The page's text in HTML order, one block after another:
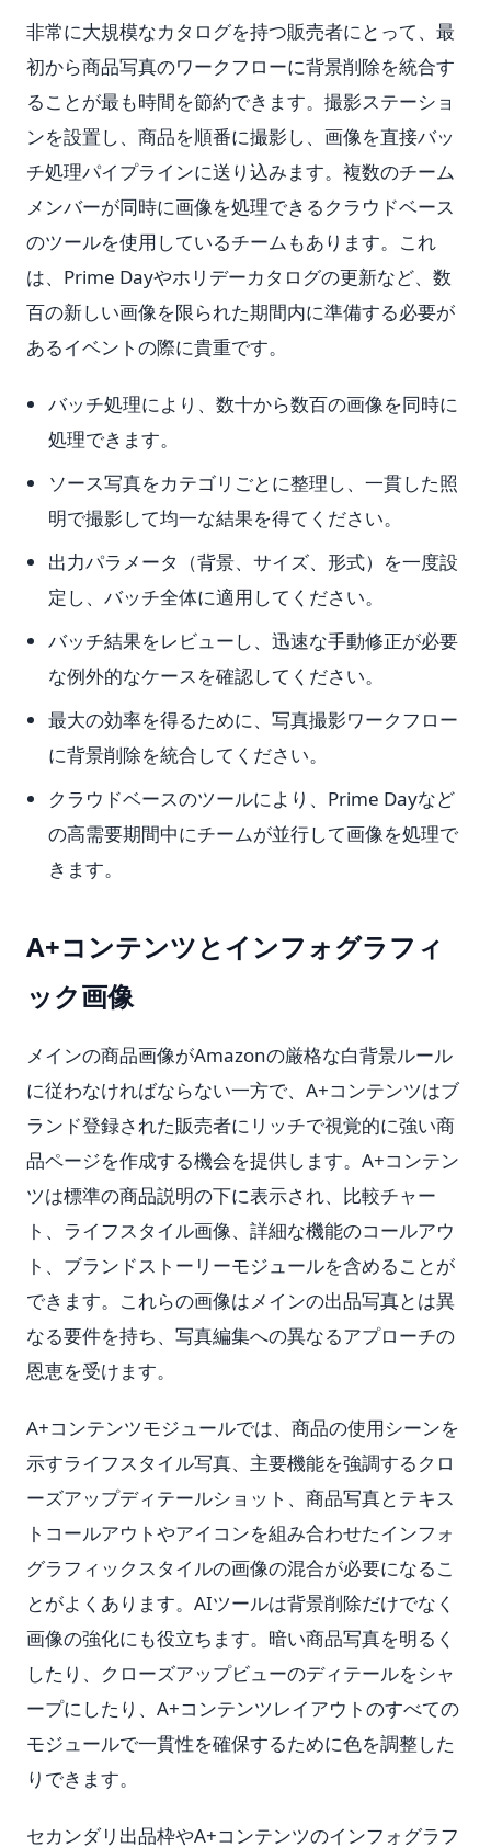
非常に大規模なカタログを持つ販売者にとって、最
初から商品写真のワークフローに背景削除を統合す
ることが最も時間を節約できます。撮影ステーショ
ンを設置し、商品を順番に撮影し、画像を直接バッ
チ処理パイプラインに送り込みます。複数のチーム
メンバーが同時に画像を処理できるクラウドベース
のツールを使用しているチームもあります。これ
は、Prime Dayやホリデーカタログの更新など、数
百の新しい画像を限られた期間内に準備する必要が
あるイベントの際に貴重です。
バッチ処理により、数十から数百の画像を同時に
処理できます。
ソース写真をカテゴリごとに整理し、一貫した照
明で撮影して均一な結果を得てください。
出力パラメータ（背景、サイズ、形式）を一度設
定し、バッチ全体に適用してください。
バッチ結果をレビューし、迅速な手動修正が必要
な例外的なケースを確認してください。
最大の効率を得るために、写真撮影ワークフロー
に背景削除を統合してください。
クラウドベースのツールにより、Prime Dayなど
の高需要期間中にチームが並行して画像を処理で
きます。
A+コンテンツとインフォグラフィ
ック画像
メインの商品画像がAmazonの厳格な白背景ルール
に従わなければならない一方で、A+コンテンツはブ
ランド登録された販売者にリッチで視覚的に強い商
品ページを作成する機会を提供します。A+コンテン
ツは標準の商品説明の下に表示され、比較チャー
ト、ライフスタイル画像、詳細な機能のコールアウ
ト、ブランドストーリーモジュールを含めることが
できます。これらの画像はメインの出品写真とは異
なる要件を持ち、写真編集への異なるアプローチの
恩恵を受けます。
A+コンテンツモジュールでは、商品の使用シーンを
示すライフスタイル写真、主要機能を強調するクロ
ーズアップディテールショット、商品写真とテキス
トコールアウトやアイコンを組み合わせたインフォ
グラフィックスタイルの画像の混合が必要になるこ
とがよくあります。AIツールは背景削除だけでなく
画像の強化にも役立ちます。暗い商品写真を明るく
したり、クローズアップビューのディテールをシャ
ープにしたり、A+コンテンツレイアウトのすべての
モジュールで一貫性を確保するために色を調整した
りできます。
セカンダリ出品枠やA+コンテンツのインフォグラフ